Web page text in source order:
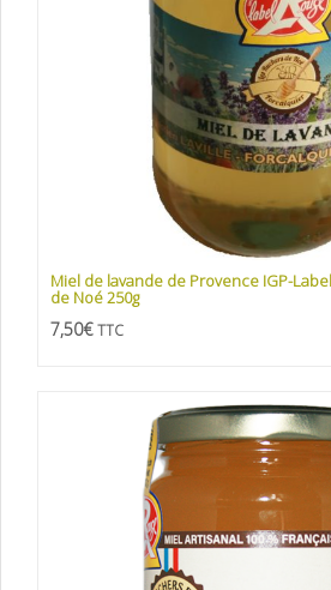
Miel de lavande de Provence IGP-
de Noé 250g
7,50€ TTC